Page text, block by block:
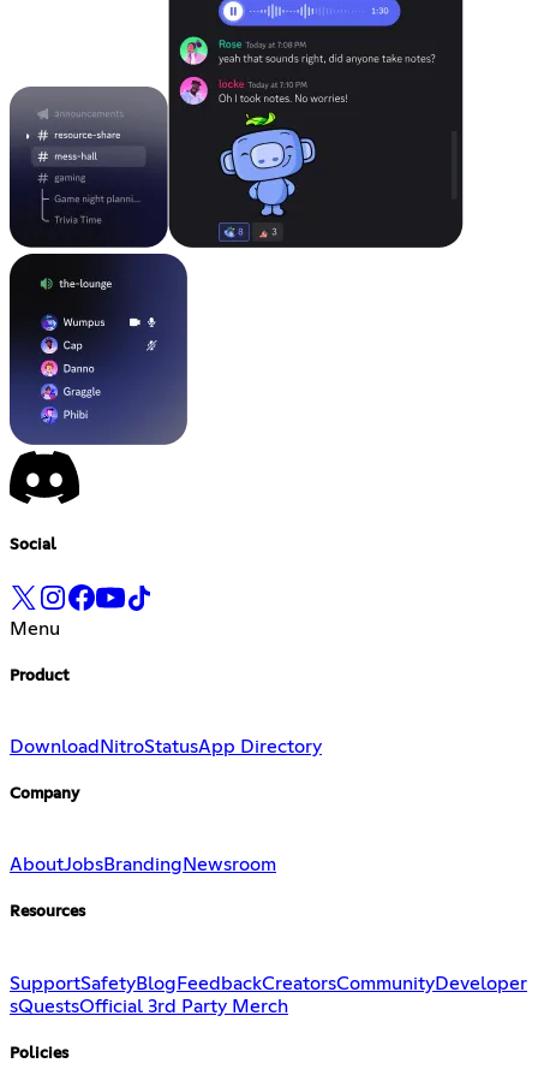
Social
Menu
Product
Download NitroStatusApp Directory
Company
AboutJobsBranding Newsroom
Resources
SupportSafetyBlogFeedbackCreatorsCommunityDeveloper
sQuestsOfficial 3rd Party Merch
Policies